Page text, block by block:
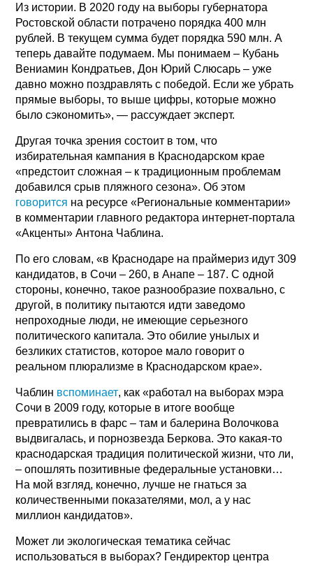
Из истории. В 2020 году на выборы губернатора
Ростовской области потрачено порядка 400 млн
рублей. В текущем сумма будет порядка 590 млн. А
теперь давайте подумаем. Мы понимаем – Кубань
Вениамин Кондратьев, Дон Юрий Слюсарь – уже
давно можно поздравлять с победой. Если же убрать
прямые выборы, то выше цифры, которые можно
было сэкономить», — рассуждает эксперт.
Другая точка зрения состоит в том, что
избирательная кампания в Краснодарском крае
«предстоит сложная – к традиционным проблемам
добавился срыв пляжного сезона». Об этом
говорится на ресурсе «Региональные комментарии»
в комментарии главного редактора интернет-портала
«Акценты» Антона Чаблина.
По его словам, «в Краснодаре на праймериз идут 309
кандидатов, в Сочи – 260, в Анапе – 187. С одной
стороны, конечно, такое разнообразие похвально, с
другой, в политику пытаются идти заведомо
непроходные люди, не имеющие серьезного
политического капитала. Это обилие унылых и
безликих статистов, которое мало говорит о
реальном плюрализме в Краснодарском крае».
Чаблин вспоминает, как «работал на выборах мэра
Сочи в 2009 году, которые в итоге вообще
превратились в фарс – там и балерина Волочкова
выдвигалась, и порнозвезда Беркова. Это какая-то
краснодарская традиция политической жизни, что ли,
– опошлять позитивные федеральные установки…
На мой взгляд, конечно, лучше не гнаться за
количественными показателями, мол, а у нас
миллион кандидатов».
Может ли экологическая тематика сейчас
использоваться в выборах? Гендиректор центра